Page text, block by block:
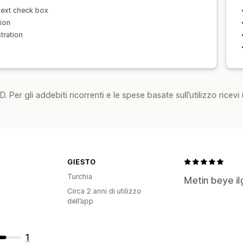
check box
Per gli addebiti ricorrenti e le spese basate sull’utilizzo
1
Metin beye
GIESTO
Turchia
Circa 2 anni di utilizzo
dell’app